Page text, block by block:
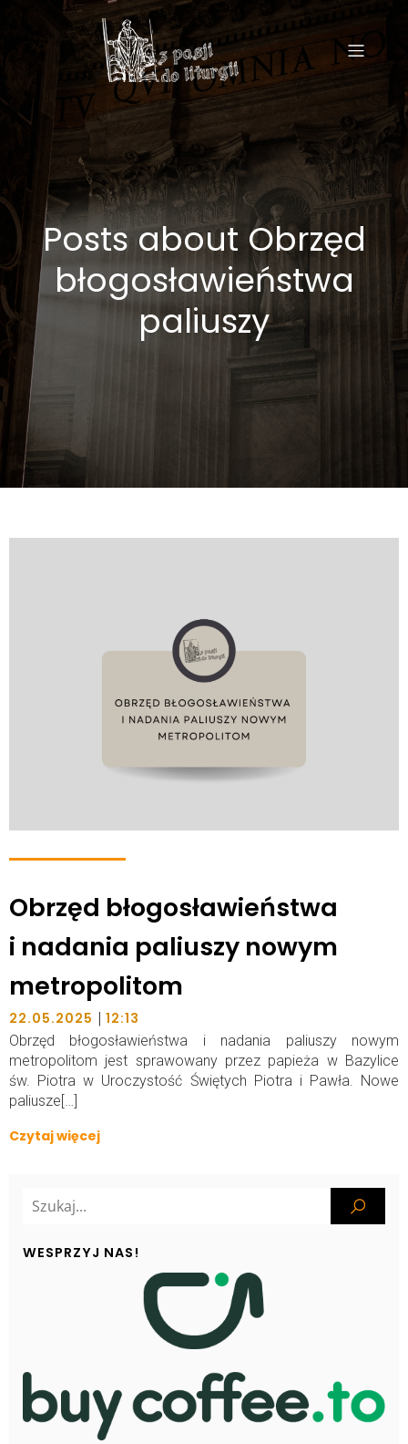
Posts about Obrzęd
błogosławieństwa
paliuszy
Obrzęd błogosławieństwa
i nadania paliuszy nowym
metropolitom
22.05.2025 | 12:13
Obrzęd błogosławieństwa i nadania paliuszy nowym
metropolitom jest sprawowany przez papieża w Bazylice
św. Piotra w Uroczystość Świętych Piotra i Pawła. Nowe
paliusze[…]
Czytaj więcej
WESPRZYJ NAS!